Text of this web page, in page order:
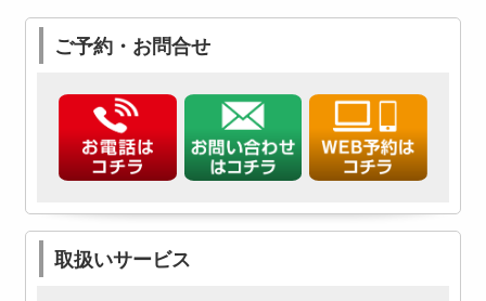
ご予約・お問合せ
取扱いサービス